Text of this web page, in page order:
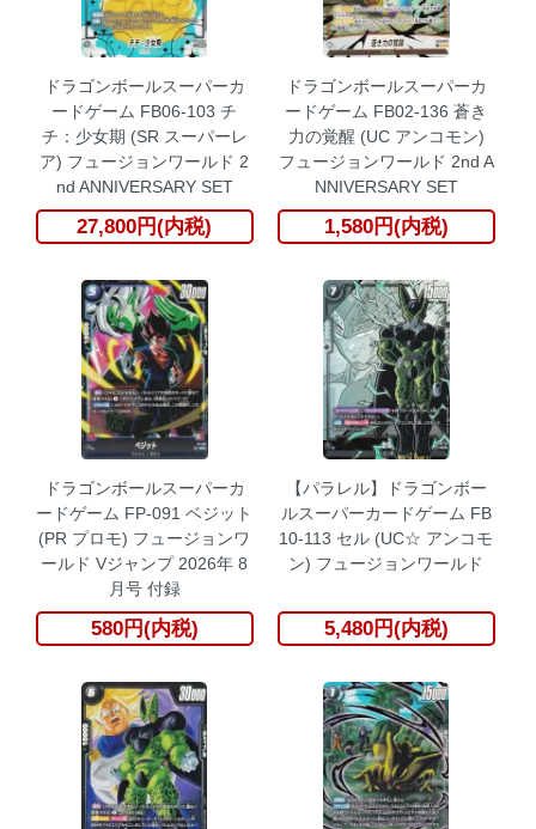
ドラゴンボールスーパーカ
ードゲーム FB06-103 チ
チ：少女期 (SR スーパーレ
ア) フュージョンワールド 2
nd ANNIVERSARY SET
27,800円(内税)
ドラゴンボールスーパーカ
ードゲーム FB02-136 蒼き
力の覚醒 (UC アンコモン)
フュージョンワールド 2nd A
NNIVERSARY SET
1,580円(内税)
ドラゴンボールスーパーカ
ードゲーム FP-091 ベジット
(PR プロモ) フュージョンワ
ールド Vジャンプ 2026年 8
月号 付録
580円(内税)
【パラレル】ドラゴンボー
ルスーパーカードゲーム FB
10-113 セル (UC☆ アンコモ
ン) フュージョンワールド
5,480円(内税)